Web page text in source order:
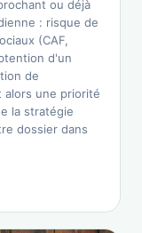
ou déjà
: risque de
(CAF,
d'un
de
alors une priorité
la stratégie
dossier dans